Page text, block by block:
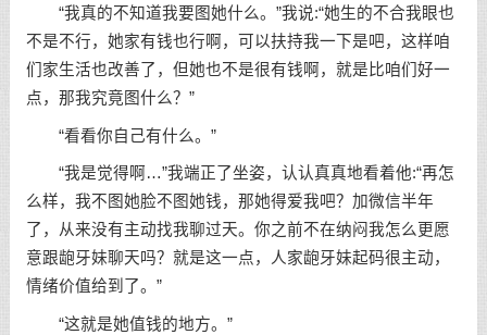
“我真的不知道我要图她什么。”我说:“她生的不合我眼也
不是不行，她家有钱也行啊，可以扶持我一下是吧，这样咱
们家生活也改善了，但她也不是很有钱啊，就是比咱们好一
点，那我究竟图什么？”
“看看你自己有什么。”
“我是觉得啊…”我端正了坐姿，认认真真地看着他:“再怎
么样，我不图她脸不图她钱，那她得爱我吧？加微信半年
了，从来没有主动找我聊过天。你之前不在纳闷我怎么更愿
意跟龅牙妹聊天吗？就是这一点，人家龅牙妹起码很主动，
情绪价值给到了。”
“这就是她值钱的地方。”